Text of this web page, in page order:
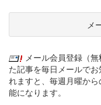
メ
メール会員登録（
た記事を毎日メールで
れますと、毎週月曜か
能になります。